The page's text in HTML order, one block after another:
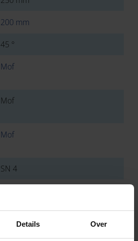
Details Over
200 mm
45 °
Mof
Mof
Mof
SN 4
BENOR